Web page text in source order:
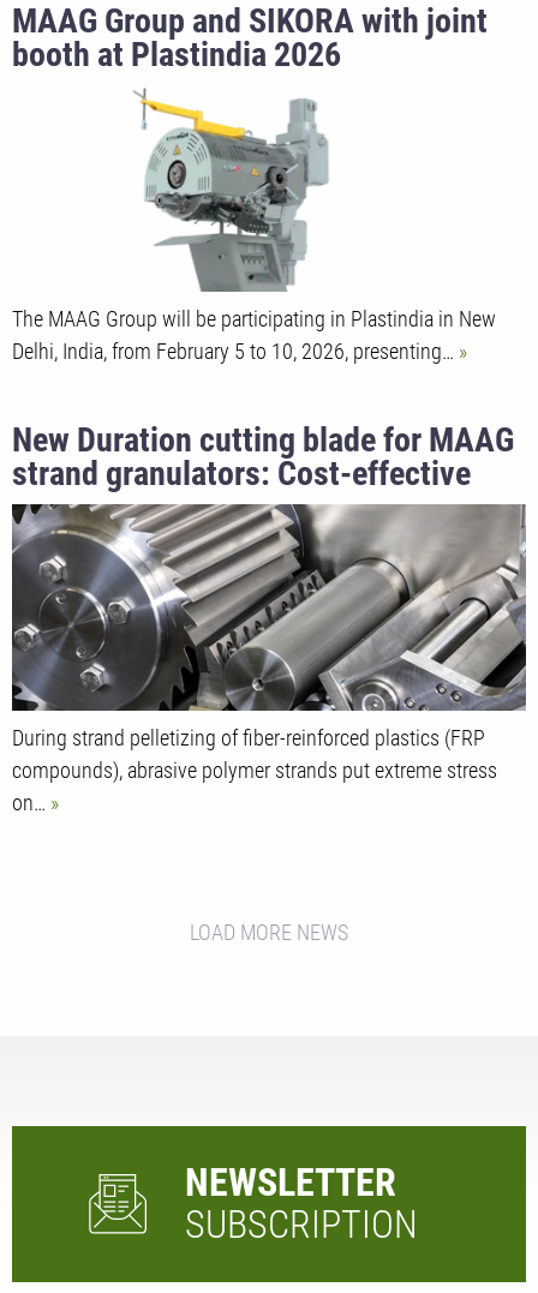
MAAG Group and SIKORA with joint
booth at Plastindia 2026
The MAAG Group will be participating in Plastindia in New
Delhi, India, from February 5 to 10, 2026, presenting…
New Duration cutting blade for MAAG
strand granulators: Cost-effective
alternative for high hardness and long
service life
During strand pelletizing of fiber-reinforced plastics (FRP
compounds), abrasive polymer strands put extreme stress
on…
LOAD MORE NEWS
NEWSLETTER
SUBSCRIPTION